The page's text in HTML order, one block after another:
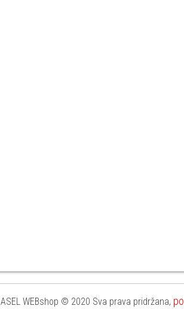
ASEL WEBshop © 2020 Sva prava pridržana,